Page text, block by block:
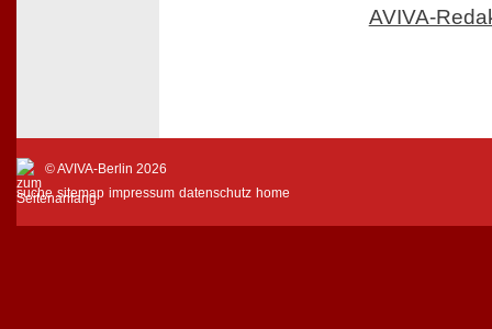
AVIVA-
© AVIVA-Berlin 2026
suche sitemap impressum datenschutz home